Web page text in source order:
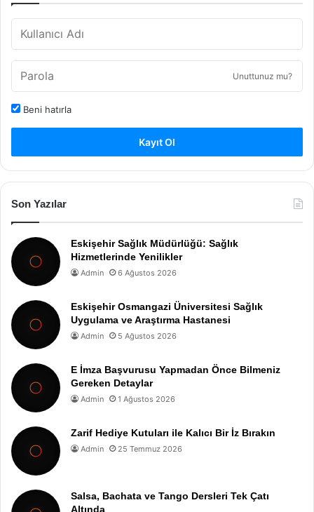
Unuttunuz mu?
Beni hatırla
Kayıt Ol
Son Yazılar
Eskişehir Sağlık Müdürlüğü: Sağlık
Hizmetlerinde Yenilikler
Admin 6 Ağustos 2026
Eskişehir Osmangazi Üniversitesi Sağlık
Uygulama ve Araştırma Hastanesi
Admin 5 Ağustos 2026
E İmza Başvurusu Yapmadan Önce Bilmeniz
Gereken Detaylar
Admin 1 Ağustos 2026
Zarif Hediye Kutuları ile Kalıcı Bir İz Bırakın
Admin 25 Temmuz 2026
Salsa, Bachata ve Tango Dersleri Tek Çatı
Altında